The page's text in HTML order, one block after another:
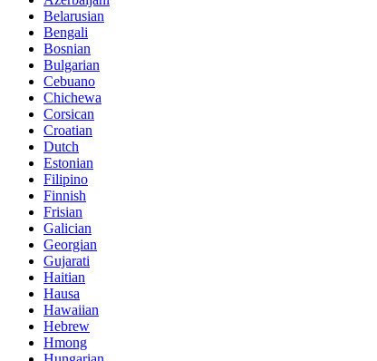
Belarusian
Bengali
Bosnian
Bulgarian
Cebuano
Chichewa
Corsican
Croatian
Dutch
Estonian
Filipino
Finnish
Frisian
Galician
Georgian
Gujarati
Haitian
Hausa
Hawaiian
Hebrew
Hmong